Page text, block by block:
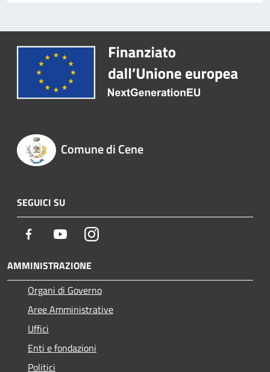
Comune di Cene
SEGUICI SU
Facebook YoutubeInstagram
AMMINISTRAZIONE
Organi di Governo
Aree Amministrative
Uffici
Enti e fondazioni
Politici